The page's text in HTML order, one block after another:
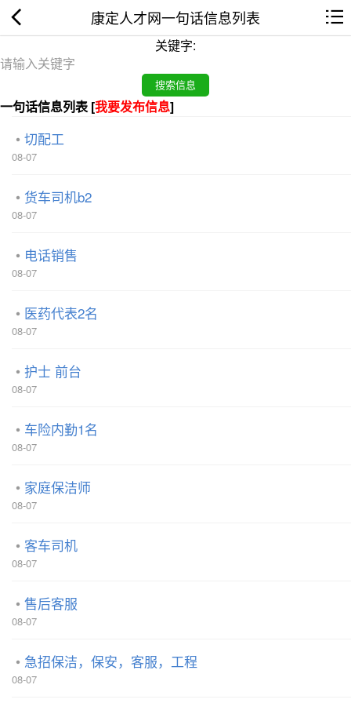
康定人才网一句话信息列表
关键字:
一句话信息列表 [我要发布信息]
切配工
08-07
货车司机b2
08-07
电话销售
08-07
医药代表2名
08-07
护士 前台
08-07
车险内勤1名
08-07
家庭保洁师
08-07
客车司机
08-07
售后客服
08-07
急招保洁，保安，客服，工程
08-07